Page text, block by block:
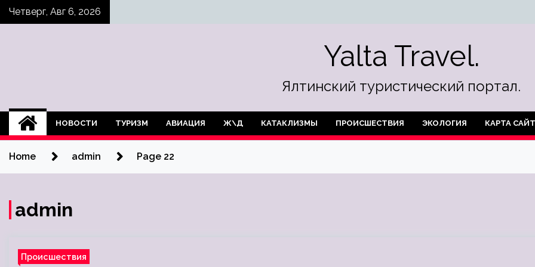
SkipЧетверг, Авг 6, 2026
Yalta Travel.
Ялтинский туристический портал.
НОВОСТИ ТУРИЗМ АВИАЦИЯ Ж\Д КАТАКЛИЗМЫ ПРОИСШЕСТВИЯ ЭКОЛОГИЯ КАРТА
Home admin Page 22
admin
Происшествия